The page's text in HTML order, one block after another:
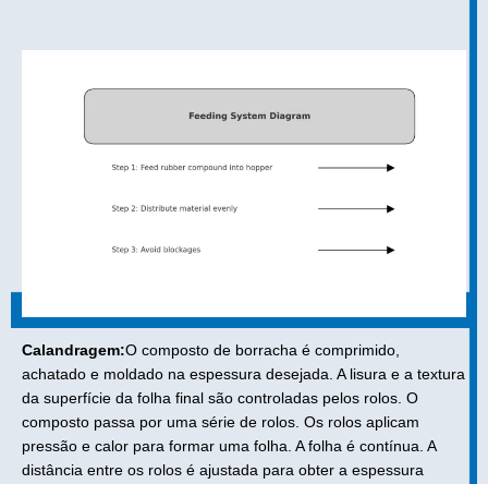
Calandragem:O composto de borracha é comprimido,
achatado e moldado na espessura desejada. A lisura e a textura
da superfície da folha final são controladas pelos rolos. O
composto passa por uma série de rolos. Os rolos aplicam
pressão e calor para formar uma folha. A folha é contínua. A
distância entre os rolos é ajustada para obter a espessura